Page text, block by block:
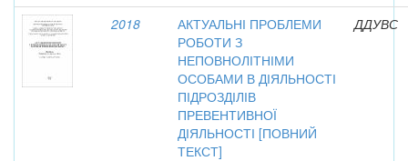
2018
АКТУАЛЬНІ ПРОБЛЕМИ
РОБОТИ З
НЕПОВНОЛІТНІМИ
ОСОБАМИ В ДІЯЛЬНОСТІ
ПІДРОЗДІЛІВ
ПРЕВЕНТИВНОЇ
ДІЯЛЬНОСТІ [ПОВНИЙ
ТЕКСТ]
ДДУВС